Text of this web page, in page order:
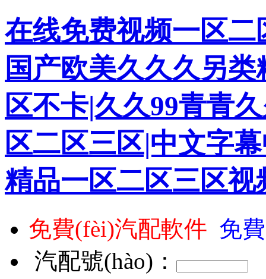
在线免费视频一区
国产欧美久久久另
区不卡|久久99青青
区二区三区|中文字
精品一区二区三区视
免費(fèi)汽配軟件 免
汽配號(hào)：